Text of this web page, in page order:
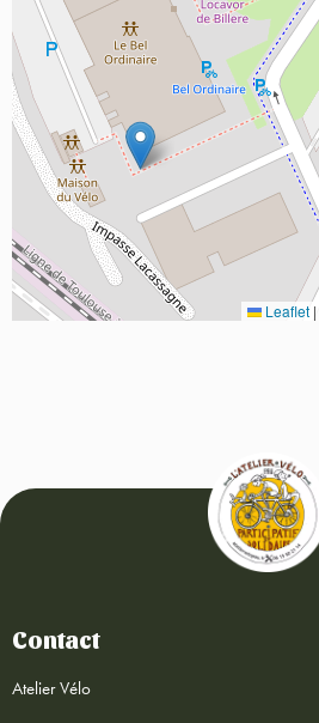
Leaflet |
Contact
Atelier Vélo